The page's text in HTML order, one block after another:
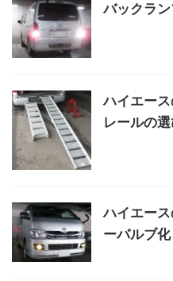
バックラ
ハイエー
レールの
ハイエー
ーバルブ化